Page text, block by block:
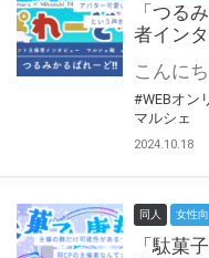
「つる
者イン
#WEBオン
マルシェ
2024.10.18
同人 女性
「駄菓